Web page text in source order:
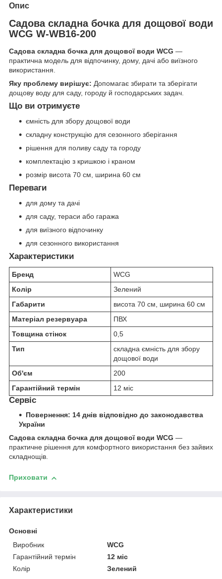
Опис
Садова складна бочка для дощової води
WCG W-WB16-200
Садова складна бочка для дощової води WCG —
практична модель для відпочинку, дому, дачі або виїзного
використання.
Яку проблему вирішує: Допомагає збирати та зберігати
дощову воду для саду, городу й господарських задач.
Що ви отримуєте
ємність для збору дощової води
складну конструкцію для сезонного зберігання
рішення для поливу саду та городу
комплектацію з кришкою і краном
розмір висота 70 см, ширина 60 см
Переваги
для дому та дачі
для саду, тераси або гаража
для виїзного відпочинку
для сезонного використання
Характеристики
Бренд
WCG
Колір
Зелений
Габарити
висота 70 см, ширина 60 см
Матеріал резервуара
ПВХ
Товщина стінок
0,5
Тип
складна ємність для збору
дощової води
Об'єм
200
Гарантійний термін
12 міс
Сервіс
Повернення: 14 днів відповідно до законодавства
України
Садова складна бочка для дощової води WCG —
практичне рішення для комфортного використання без зайвих
складнощів.
Приховати
Характеристики
Основні
Виробник
WCG
Гарантійний термін
12 міс
Колір
Зелений